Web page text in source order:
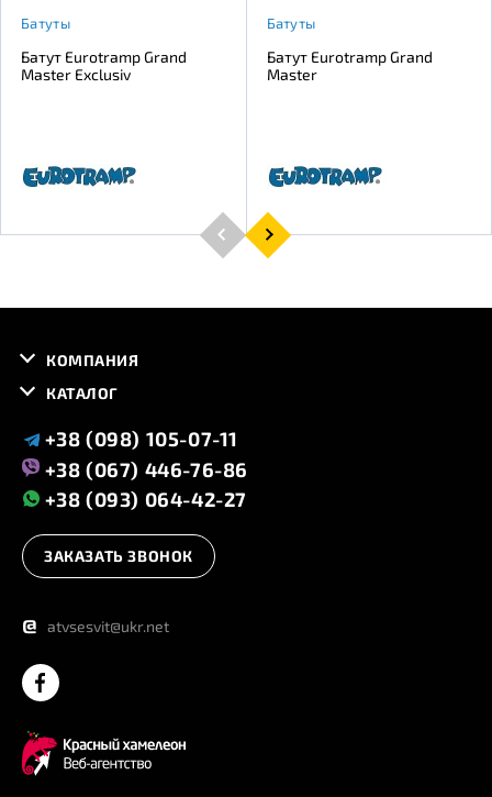
Батуты
Батут Eurotramp Grand
Master Exclusiv
Батуты
Батут Eurotramp Grand
Master
КОМПАНИЯ
КАТАЛОГ
+38 (098) 105-07-11
+38 (067) 446-76-86
+38 (093) 064-42-27
ЗАКАЗАТЬ ЗВОНОК
@ atvsesvit@ukr.net